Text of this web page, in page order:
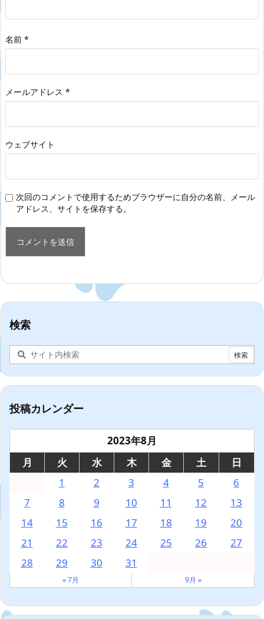
名前 *
メールアドレス *
ウェブサイト
次回のコメントで使用するためブラウザーに自分の名前、メール
アドレス、サイトを保存する。
検索
投稿カレンダー
2023年8月
月
火 水 木 金 土
日
1
2 3 4 5
6
7
8 9 10 11 12
13
14
15 16 17 18 19
20
21
22 23 24 25 26
27
28
29 30 31
« 7月 9月 »